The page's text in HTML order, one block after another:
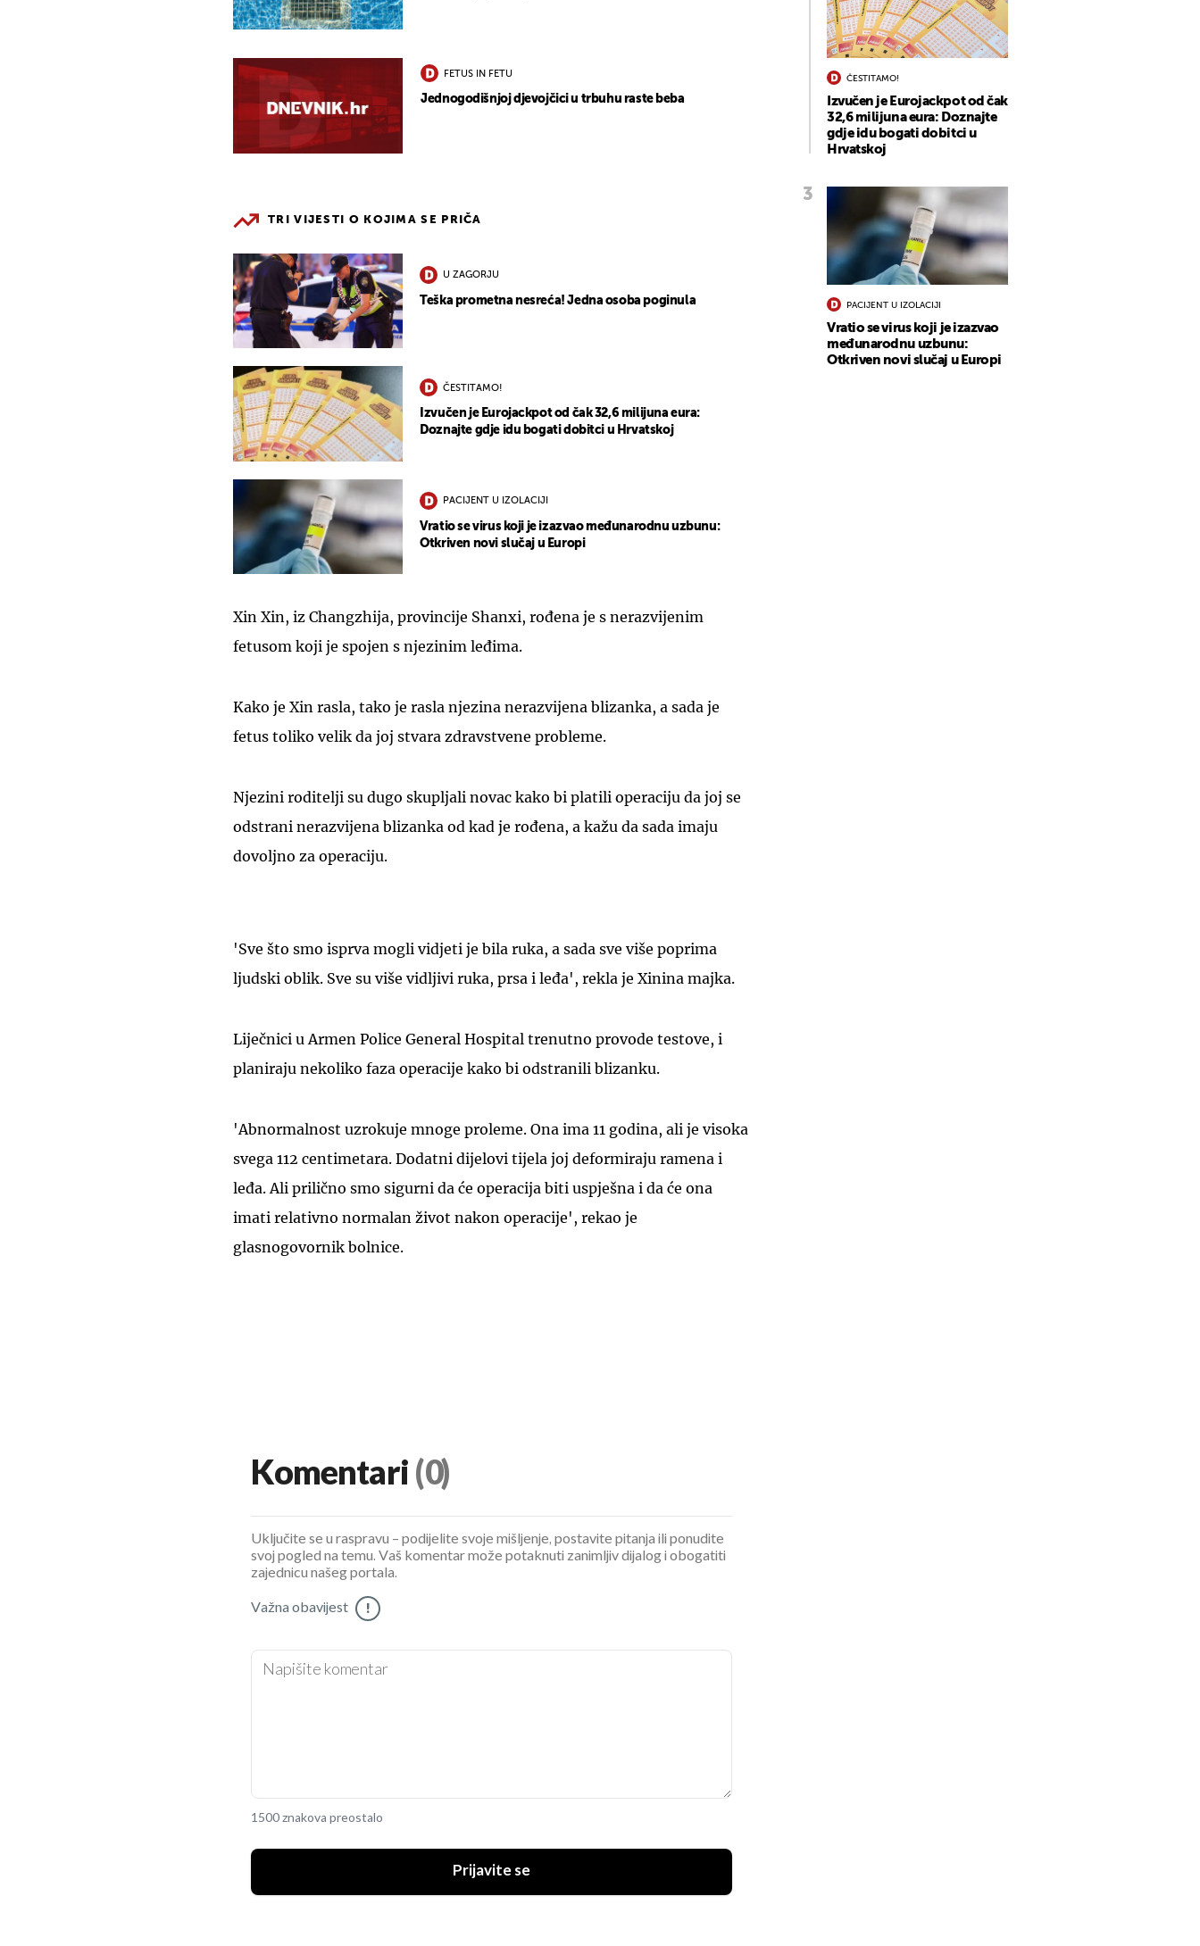
FETUS IN FETU
Jednogodišnjoj djevojčici u trbuhu raste beba
TRI VIJESTI O KOJIMA SE PRIČA
U ZAGORJU
Teška prometna nesreća! Jedna osoba poginula
ČESTITAMO!
Izvučen je Eurojackpot od čak 32,6 milijuna eura:
Doznajte gdje idu bogati dobitci u Hrvatskoj
PACIJENT U IZOLACIJI
Vratio se virus koji je izazvao međunarodnu uzbunu:
Otkriven novi slučaj u Europi
Xin Xin, iz Changzhija, provincije Shanxi, rođena je s nerazvijenim
fetusom koji je spojen s njezinim leđima.
Kako je Xin rasla, tako je rasla njezina nerazvijena blizanka, a sada je
fetus toliko velik da joj stvara zdravstvene probleme.
Njezini roditelji su dugo skupljali novac kako bi platili operaciju da joj se
odstrani nerazvijena blizanka od kad je rođena, a kažu da sada imaju
dovoljno za operaciju.
'Sve što smo isprva mogli vidjeti je bila ruka, a sada sve više poprima
ljudski oblik. Sve su više vidljivi ruka, prsa i leđa', rekla je Xinina majka.
Liječnici u Armen Police General Hospital trenutno provode testove, i
planiraju nekoliko faza operacije kako bi odstranili blizanku.
'Abnormalnost uzrokuje mnoge proleme. Ona ima 11 godina, ali je visoka
svega 112 centimetara. Dodatni dijelovi tijela joj deformiraju ramena i
leđa. Ali prilično smo sigurni da će operacija biti uspješna i da će ona
imati relativno normalan život nakon operacije', rekao je
glasnogovornik bolnice.
ČESTITAMO!
Izvučen je Eurojackpot od čak
32,6 milijuna eura: Doznajte
gdje idu bogati dobitci u
Hrvatskoj
PACIJENT U IZOLACIJI
Vratio se virus koji je izazvao
međunarodnu uzbunu:
Otkriven novi slučaj u Europi
Komentari (0)
Uključite se u raspravu – podijelite svoje mišljenje, postavite pitanja ili ponudite
svoj pogled na temu. Vaš komentar može potaknuti zanimljiv dijalog i obogatiti
zajednicu našeg portala.
Važna obavijest !
1500 znakova preostalo
Prijavite se